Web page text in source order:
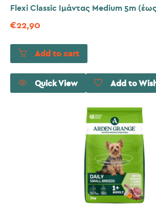
Flexi Classic Ιμάντας Medium 5m
€22,90
Add to cart
Quick View Add to